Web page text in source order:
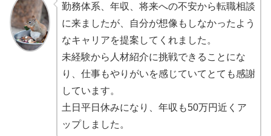
勤務体系、年収、将来への不安から転職相談
に来ましたが、自分が想像もしなかったよう
なキャリアを提案してくれました。
未経験から人材紹介に挑戦できることにな
り、仕事もやりがいを感じていてとても感謝
しています。
土日平日休みになり、年収も50万円近くア
ップしました。